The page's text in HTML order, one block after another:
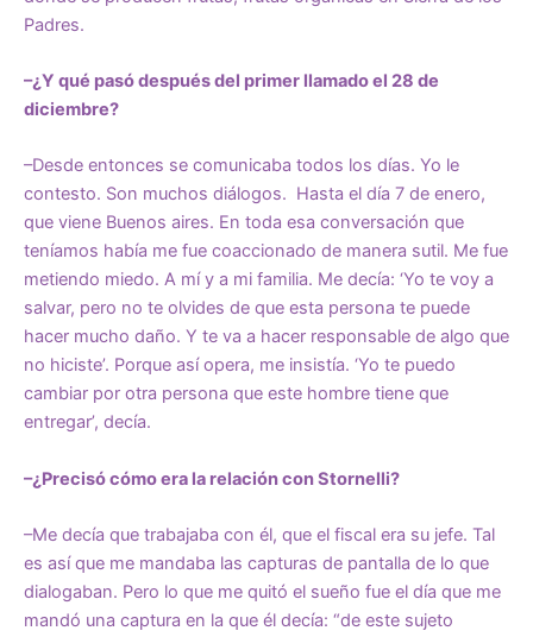
Padres.
–¿Y qué pasó después del primer llamado el 28 de
diciembre?
–Desde entonces se comunicaba todos los días. Yo le
contesto. Son muchos diálogos. Hasta el día 7 de enero,
que viene Buenos aires. En toda esa conversación que
teníamos había me fue coaccionado de manera sutil. Me fue
metiendo miedo. A mí y a mi familia. Me decía: ‘Yo te voy a
salvar, pero no te olvides de que esta persona te puede
hacer mucho daño. Y te va a hacer responsable de algo que
no hiciste’. Porque así opera, me insistía. ‘Yo te puedo
cambiar por otra persona que este hombre tiene que
entregar’, decía.
–¿Precisó cómo era la relación con Stornelli?
–Me decía que trabajaba con él, que el fiscal era su jefe. Tal
es así que me mandaba las capturas de pantalla de lo que
dialogaban. Pero lo que me quitó el sueño fue el día que me
mandó una captura en la que él decía: “de este sujeto